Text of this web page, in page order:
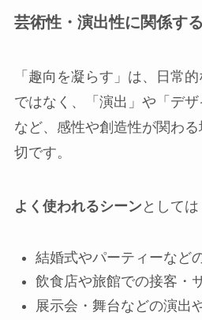
芸術性・演出性に関係す
「趣向を凝らす」は、日常
ではなく、「演出」や「デザ
など、感性や創造性が関わ
切です。
よく使われるシーン としては
結婚式やパーティーなど
飲食店や旅館での接客・
展示会・舞台などの演出